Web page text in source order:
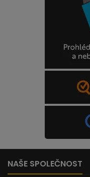
NAŠE SPOLEČNOST